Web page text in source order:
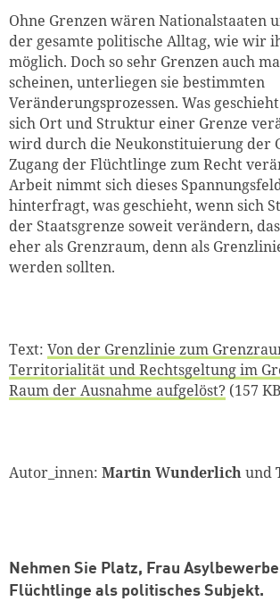
Ohne Grenzen wären Nationalstaaten
der gesamte politische Alltag, wie wir
möglich. Doch so sehr Grenzen auch
scheinen, unterliegen sie bestimmten
Veränderungsprozessen. Was
sich Ort und Struktur einer Grenze
wird durch die Neukonstituierung der
Zugang der Flüchtlinge zum Recht
Arbeit nimmt sich dieses
hinterfragt, was geschieht, wenn sich
der Staatsgrenze soweit verändern,
eher als Grenzraum, denn als
werden sollten.
Text: Von der Grenzlinie zum
Territorialität und Rechtsgeltung im
Raum der Ausnahme aufgelöst? (157
Autor_innen: Martin Wunderlichund
Nehmen Sie Platz, Frau
Flüchtlinge als politisches Subjekt.